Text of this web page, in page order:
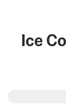
Ice